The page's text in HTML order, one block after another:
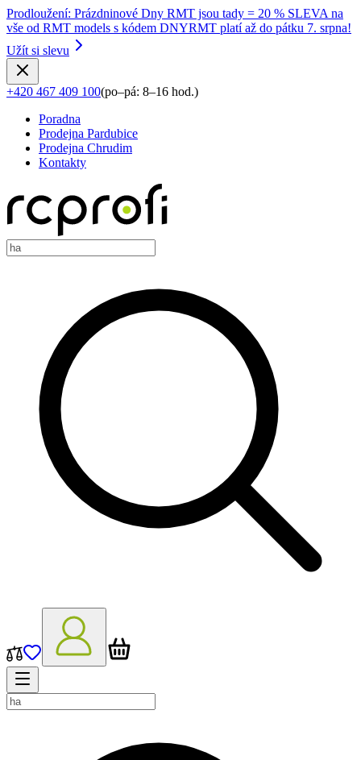
Prodloužení: Prázdninové Dny RMT jsou tady = 20 % SLEVA na
vše od RMT models s kódem DNYRMT platí až do pátku 7. srpna!
Užít si slevu
+420 467 409 100(po–pá: 8–16 hod.)
Poradna
Prodejna Pardubice
Prodejna Chrudim
Kontakty